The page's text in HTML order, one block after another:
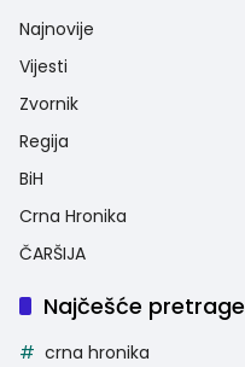
Najnovije
Vijesti
Zvornik
Regija
BiH
Crna Hronika
ČARŠIJA
Najčešće pretrage
crna hronika